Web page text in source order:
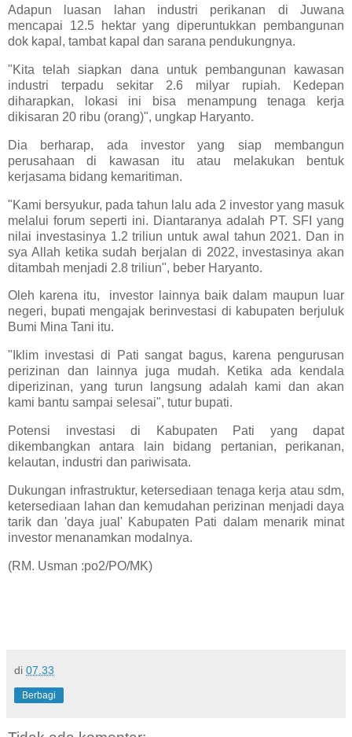
Adapun luasan lahan industri perikanan di Juwana
mencapai 12.5 hektar yang diperuntukkan pembangunan
dok kapal, tambat kapal dan sarana pendukungnya.
"Kita telah siapkan dana untuk pembangunan kawasan
industri terpadu sekitar 2.6 milyar rupiah. Kedepan
diharapkan, lokasi ini bisa menampung tenaga kerja
dikisaran 20 ribu (orang)", ungkap Haryanto.
Dia berharap, ada investor yang siap membangun
perusahaan di kawasan itu atau melakukan bentuk
kerjasama bidang kemaritiman.
"Kami bersyukur, pada tahun lalu ada 2 investor yang masuk
melalui forum seperti ini. Diantaranya adalah PT. SFI yang
nilai investasinya 1.2 triliun untuk awal tahun 2021. Dan in
sya Allah ketika sudah berjalan di 2022, investasinya akan
ditambah menjadi 2.8 triliun", beber Haryanto.
Oleh karena itu, investor lainnya baik dalam maupun luar
negeri, bupati mengajak berinvestasi di kabupaten berjuluk
Bumi Mina Tani itu.
"Iklim investasi di Pati sangat bagus, karena pengurusan
perizinan dan lainnya juga mudah. Ketika ada kendala
diperizinan, yang turun langsung adalah kami dan akan
kami bantu sampai selesai", tutur bupati.
Potensi investasi di Kabupaten Pati yang dapat
dikembangkan antara lain bidang pertanian, perikanan,
kelautan, industri dan pariwisata.
Dukungan infrastruktur, ketersediaan tenaga kerja atau sdm,
ketersediaan lahan dan kemudahan perizinan menjadi daya
tarik dan 'daya jual' Kabupaten Pati dalam menarik minat
investor menanamkan modalnya.
(RM. Usman :po2/PO/MK)
di 07.33
Berbagi